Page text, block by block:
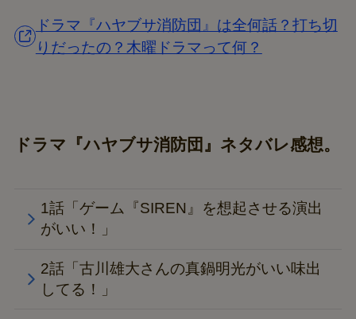
ドラマ『ハヤブサ消防団』は全何話？打ち切
りだったの？木曜ドラマって何？
ドラマ『ハヤブサ消防団』ネタバレ感想。
1話「ゲーム『SIREN』を想起させる演出
がいい！」
2話「古川雄大さんの真鍋明光がいい味出
してる！」